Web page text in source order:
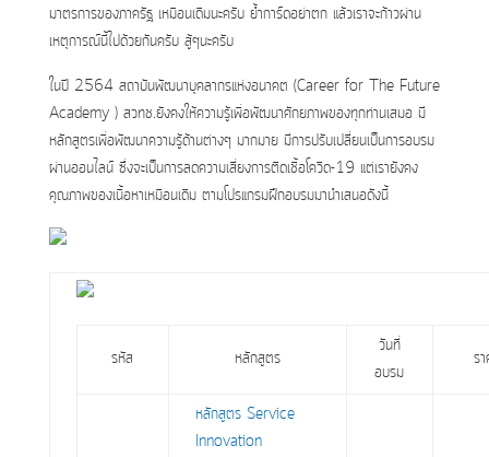
มาตรการของภาครัฐ เหมือนเดิมนะครับ ย้ำการ์ดอย่าตก แล้วเราจะก้าวผ่าน
เหตุการณ์นี้ไปด้วยกันครับ สู้ๆนะครับ
ในปี 2564 สถาบันพัฒนาบุคลากรแห่งอนาคต (Career for The Future
Academy ) สวทช.ยังคงให้ความรู้เพื่อพัฒนาศักยภาพของทุกท่านเสมอ มี
หลักสูตรเพื่อพัฒนาความรู้ด้านต่างๆ มากมาย มีการปรับเปลี่ยนเป็นการอบรม
ผ่านออนไลน์ ซึ่งจะเป็นการลดความเสี่ยงการติดเชื้อโควิด-19 แต่เรายังคง
คุณภาพของเนื้อหาเหมือนเดิม ตามโปรแกรมฝึกอบรมมานำเสนอดังนี้
รหัส หลักสูตร
วันที่
อบรม
ร
หลักสูตร Service
Innovation